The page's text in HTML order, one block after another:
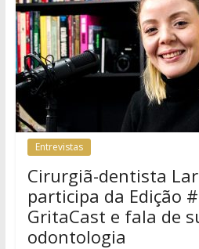
Entrevistas
Cirurgiã-dentista
participa da Edição
GritaCast e fala de
odontologia